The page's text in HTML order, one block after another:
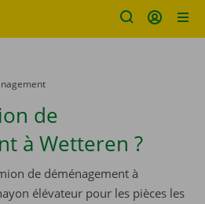
de
à Wetteren ?
de déménagement à
élévateur pour les pièces les